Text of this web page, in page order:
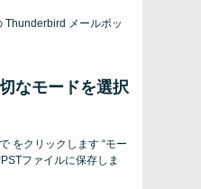
なモードを選択
をクリックします “モー
ファイルに保存しま